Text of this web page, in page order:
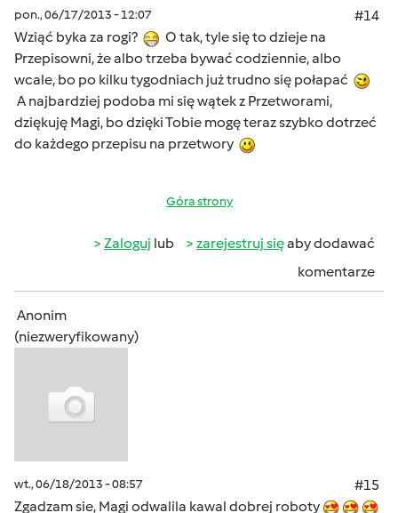
pon., 06/17/2013 - 12:07
#14
Wziąć byka za rogi?
O tak, tyle się to dzieje na
Przepisowni, że albo trzeba bywać codziennie, albo
wcale, bo po kilku tygodniach już trudno się połapać
A najbardziej podoba mi się wątek z Przetworami,
dziękuję Magi, bo dzięki Tobie mogę teraz szybko dotrzeć
do każdego przepisu na przetwory
Góra strony
Zaloguj lub zarejestruj sięaby dodawać
komentarze
Anonim
(niezweryfikowany)
wt., 06/18/2013 - 08:57
#15
Zgadzam sie, Magi odwalila kawal dobrej roboty